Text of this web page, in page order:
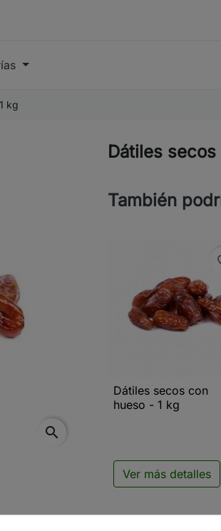
kg
search
Dátiles
También
 Vista rápida
Dátiles secos con
hueso - 1 kg
Ver más detalles